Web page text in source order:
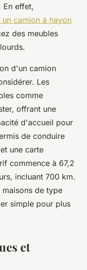
En effet,
camion à hayon
des meubles
d'un camion
Les
comme
offrant une
d'accueil pour
de conduire
une carte
commence à 67,2
incluant 700 km.
de type
simple pour plus
et